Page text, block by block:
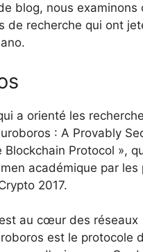
blog, nous examinons
de recherche qui ont
a orienté les
: A Provably
Protocol »,
académique par
2017.
au cœur des réseaux
est le protocole